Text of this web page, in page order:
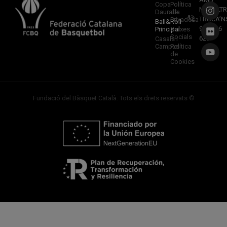
Copa
Daurada
Ball&Roll
Principal
Casals i
Campus
Política
de
Privadesa
Xarxes
Socials
Política
de
Cookies
933 966
620
Fundació del Bàsquet Català. Tots els drets reservats ©